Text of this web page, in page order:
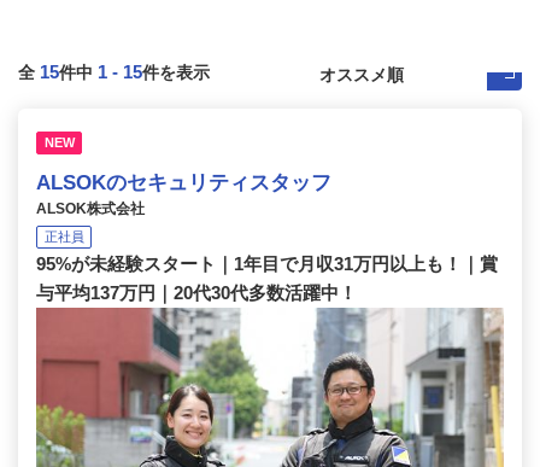
全 15件中 1 - 15件を表示
NEW
ALSOKのセキュリティスタッフ
ALSOK株式会社
正社員
95%が未経験スタート｜1年目で月収31万円以上も！｜賞
与平均137万円｜20代30代多数活躍中！